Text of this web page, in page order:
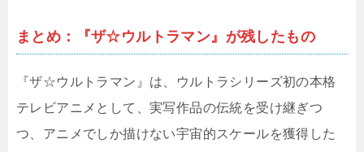
まとめ：『ザ☆ウルトラマン』が残したもの
『ザ☆ウルトラマン』は、ウルトラシリーズ初の本格
テレビアニメとして、実写作品の伝統を受け継ぎつ
つ、アニメでしか描けない宇宙的スケールを獲得した